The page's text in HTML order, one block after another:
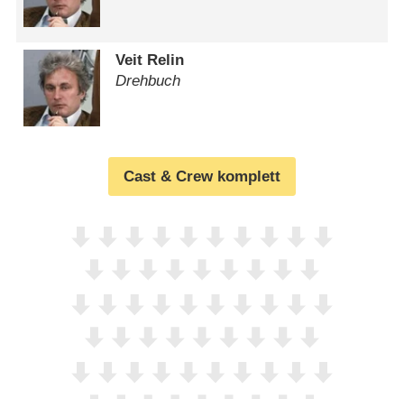
Veit Relin
Drehbuch
Cast & Crew komplett